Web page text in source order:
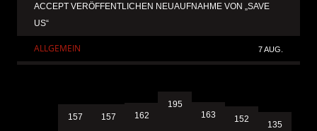
ACCEPT VERÖFFENTLICHEN NEUAUFNAHME VON „SAVE
US“
ALLGEMEIN 7 AUG.
157 157 162
195
163 152
135